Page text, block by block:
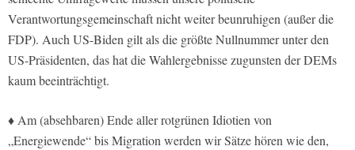
Verantwortungsgemeinschaft nicht weiter beunruhigen (außer die
FDP). Auch US-Biden gilt als die größte Nullnummer unter den
US-Präsidenten, das hat die Wahlergebnisse zugunsten der DEMs
kaum beeinträchtigt.
♦ Am (absehbaren) Ende aller rotgrünen Idiotien von
„Energiewende“ bis Migration werden wir Sätze hören wie den,